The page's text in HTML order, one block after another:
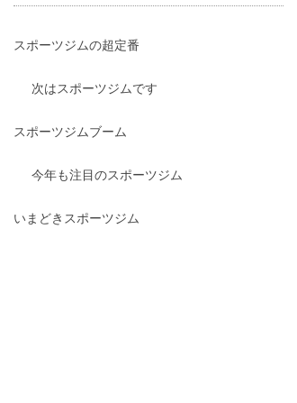
スポーツジムの超定番
次はスポーツジムです
スポーツジムブーム
今年も注目のスポーツジム
いまどきスポーツジム